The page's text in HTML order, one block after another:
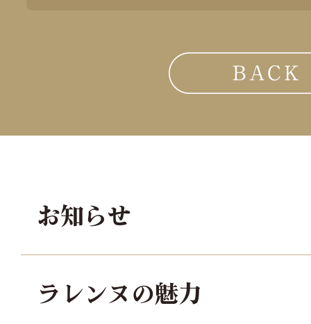
お知らせ
ラレンヌの魅力